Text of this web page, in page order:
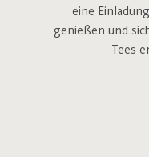
eine
genießen und
Tees